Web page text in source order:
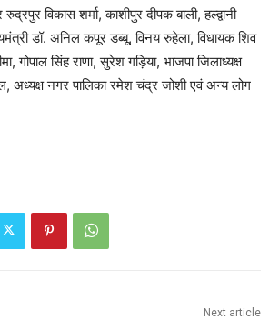
विकास शर्मा, काशीपुर दीपक बाली, हल्द्वानी
डॉ. अनिल कपूर डब्बू, विनय रुहेला, विधायक शिव
गोपाल सिंह राणा, सुरेश गड़िया, भाजपा जिलाध्यक्ष
अध्यक्ष नगर पालिका रमेश चंद्र जोशी एवं अन्य लोग
Next article